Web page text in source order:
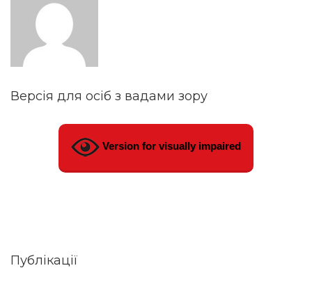
Версія для осіб з вадами зору
Version for visually impaired
Публікації